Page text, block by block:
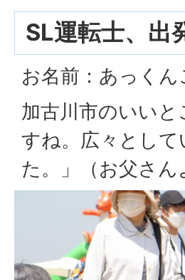
SL運転士、出
お名前：あっくん
加古川市のいい
すね。広々とし
た。」（お父さん